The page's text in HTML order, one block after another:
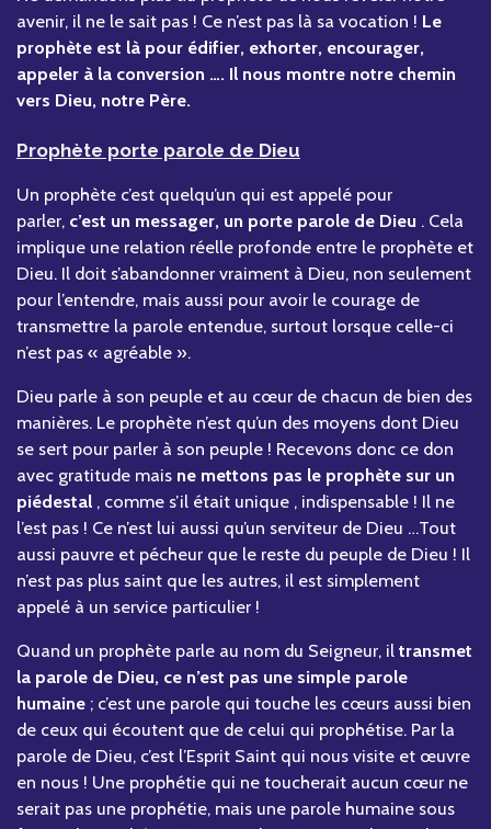
avenir, il ne le sait pas ! Ce n’est pas là sa vocation ! Le
prophète est là pour édifier, exhorter, encourager,
appeler à la conversion …. Il nous montre notre chemin
vers Dieu, notre Père.
Prophète porte parole de Dieu
Un prophète c’est quelqu’un qui est appelé pour
parler, c’est un messager, un porte parole de Dieu . Cela
implique une relation réelle profonde entre le prophète et
Dieu. Il doit s’abandonner vraiment à Dieu, non seulement
pour l’entendre, mais aussi pour avoir le courage de
transmettre la parole entendue, surtout lorsque celle-ci
n’est pas « agréable ».
Dieu parle à son peuple et au cœur de chacun de bien des
manières. Le prophète n’est qu’un des moyens dont Dieu
se sert pour parler à son peuple ! Recevons donc ce don
avec gratitude mais ne mettons pas le prophète sur un
piédestal , comme s’il était unique , indispensable ! Il ne
l’est pas ! Ce n’est lui aussi qu’un serviteur de Dieu …Tout
aussi pauvre et pécheur que le reste du peuple de Dieu ! Il
n’est pas plus saint que les autres, il est simplement
appelé à un service particulier !
Quand un prophète parle au nom du Seigneur, il transmet
la parole de Dieu, ce n’est pas une simple parole
humaine ; c’est une parole qui touche les cœurs aussi bien
de ceux qui écoutent que de celui qui prophétise. Par la
parole de Dieu, c’est l’Esprit Saint qui nous visite et œuvre
en nous ! Une prophétie qui ne toucherait aucun cœur ne
serait pas une prophétie, mais une parole humaine sous